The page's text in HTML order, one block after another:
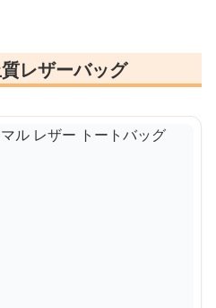
レザーバッグ